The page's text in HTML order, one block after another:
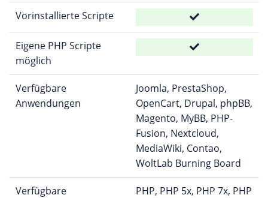
Vorinstallierte Scripte
Eigene PHP Scripte
möglich
Verfügbare
Anwendungen
Joomla, PrestaShop,
OpenCart, Drupal, phpBB,
Magento, MyBB, PHP-
Fusion, Nextcloud,
MediaWiki, Contao,
WoltLab Burning Board
Verfügbare
PHP, PHP 5x, PHP 7x, PHP